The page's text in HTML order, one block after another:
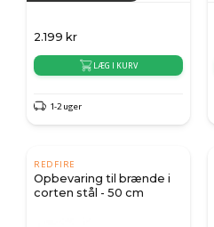
2.199 kr
LÆG I KURV
1-2 uger
REDFIRE
Opbevaring til brænde i
corten stål - 50 cm